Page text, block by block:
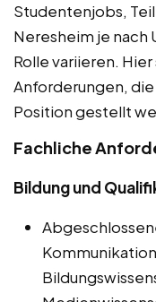
Studentenjobs,
Neresheim je
Rolle variieren.
Anforderungen,
Position gestellt
Fachliche
Bildung und